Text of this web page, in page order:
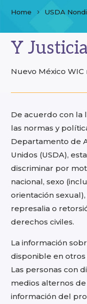
Home USDA
Y
Nuevo México WIC
De acuerdo con la
las normas y
Departamento de
Unidos (USDA),
discriminar por
nacional, sexo
orientación
represalia o
derechos civiles.
La información
disponible en otros
Las personas con
medios alternos
información del